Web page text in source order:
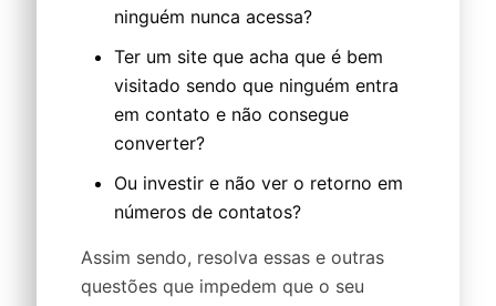
ninguém nunca acessa?
Ter um site que acha que é bem
visitado sendo que ninguém entra
em contato e não consegue
converter?
Ou investir e não ver o retorno em
números de contatos?
Assim sendo, resolva essas e outras
questões que impedem que o seu